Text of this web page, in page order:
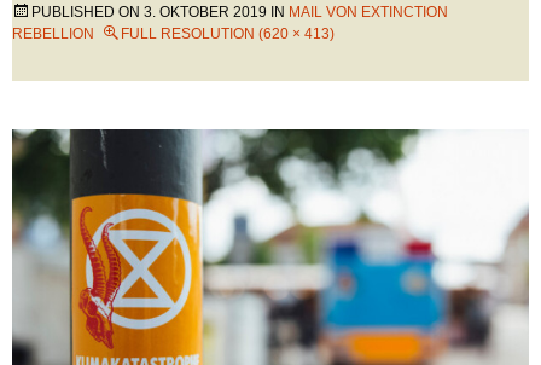
PUBLISHED ON 3. OKTOBER 2019 IN MAIL VON EXTINCTION
REBELLION
FULL RESOLUTION (620 × 413)